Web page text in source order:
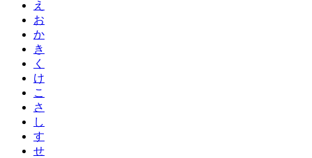
え
お
か
き
く
け
こ
さ
し
す
せ